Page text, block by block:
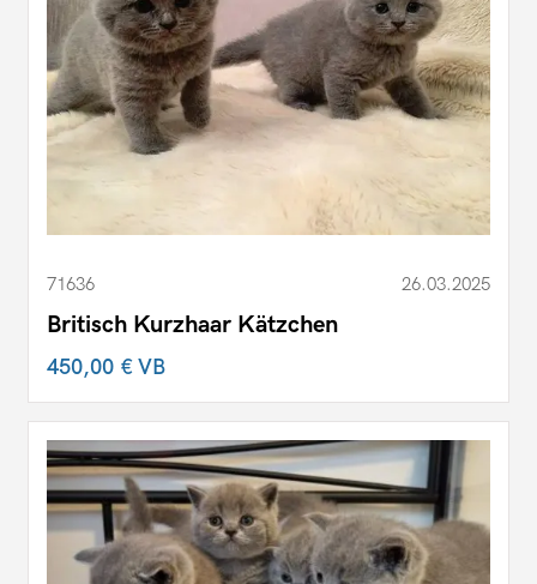
71636 26.03.2025
Britisch Kurzhaar Kätzchen
450,00 €VB